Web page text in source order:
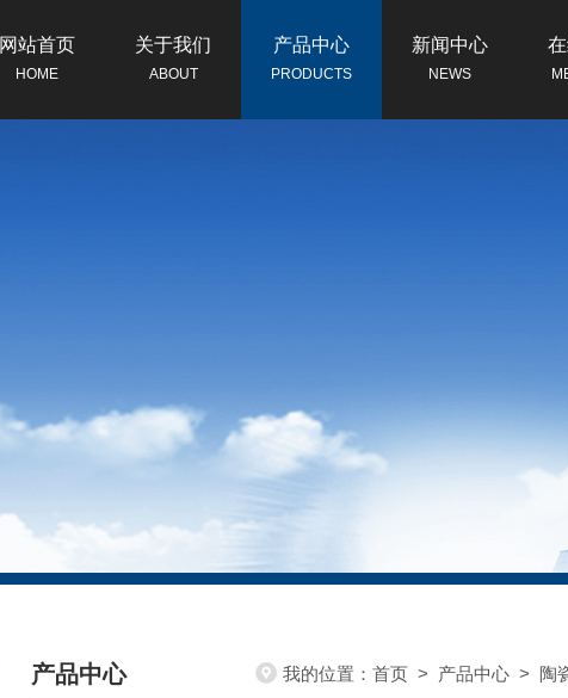
网站首页
HOME
关于我们
ABOUT
产品中心
PRODUCTS
新闻中心
NEWS
产品中心 我的位置：首页 > 产品中心 > 陶